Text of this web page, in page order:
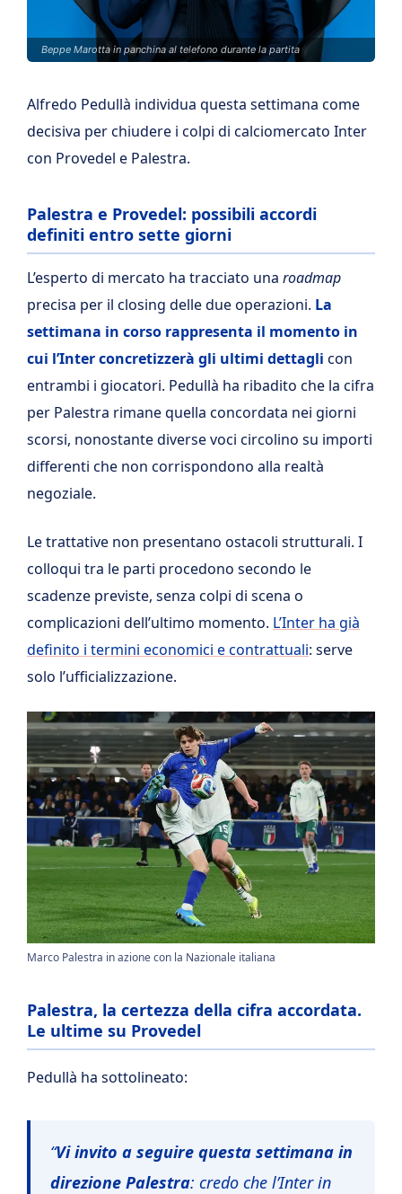
Beppe Marotta in panchina al telefono durante la partita
Alfredo Pedullà individua questa settimana come
decisiva per chiudere i colpi di calciomercato Inter
con Provedel e Palestra.
Palestra e Provedel: possibili accordi
definiti entro sette giorni
L’esperto di mercato ha tracciato una roadmap
precisa per il closing delle due operazioni. La
settimana in corso rappresenta il momento in
cui l’Inter concretizzerà gli ultimi dettagli con
entrambi i giocatori. Pedullà ha ribadito che la cifra
per Palestra rimane quella concordata nei giorni
scorsi, nonostante diverse voci circolino su importi
differenti che non corrispondono alla realtà
negoziale.
Le trattative non presentano ostacoli strutturali. I
colloqui tra le parti procedono secondo le
scadenze previste, senza colpi di scena o
complicazioni dell’ultimo momento. L’Inter ha già
definito i termini economici e contrattuali: serve
solo l’ufficializzazione.
Marco Palestra in azione con la Nazionale italiana
Palestra, la certezza della cifra accordata.
Le ultime su Provedel
Pedullà ha sottolineato:
“Vi invito a seguire questa settimana in
direzione Palestra: credo che l’Inter in